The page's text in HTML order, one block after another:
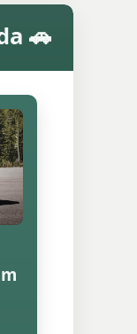
🚗 Honda کے لیے Ramsbottom میں ماڈل کے مطابق سکریپ ویلیو